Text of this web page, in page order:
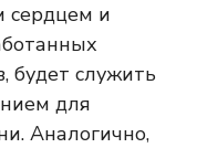
сердцем и
будет служить
для
Аналогично,